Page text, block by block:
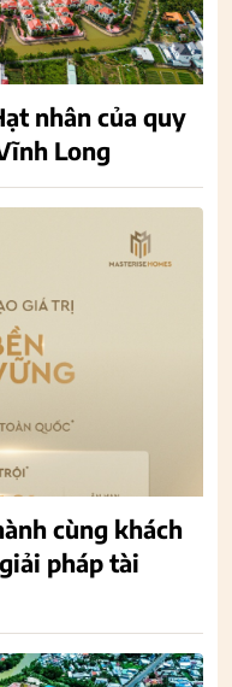
nhân của quy
Long
cùng khách
pháp tài